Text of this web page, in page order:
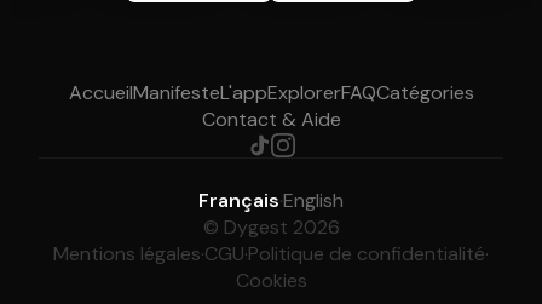
AccueilManifesteL'appExplorerFAQCatégories
Contact & Aide
Français·English
© Dygest 2026
Mentions légales·CGU·Politique de confidentialité·
Cookies